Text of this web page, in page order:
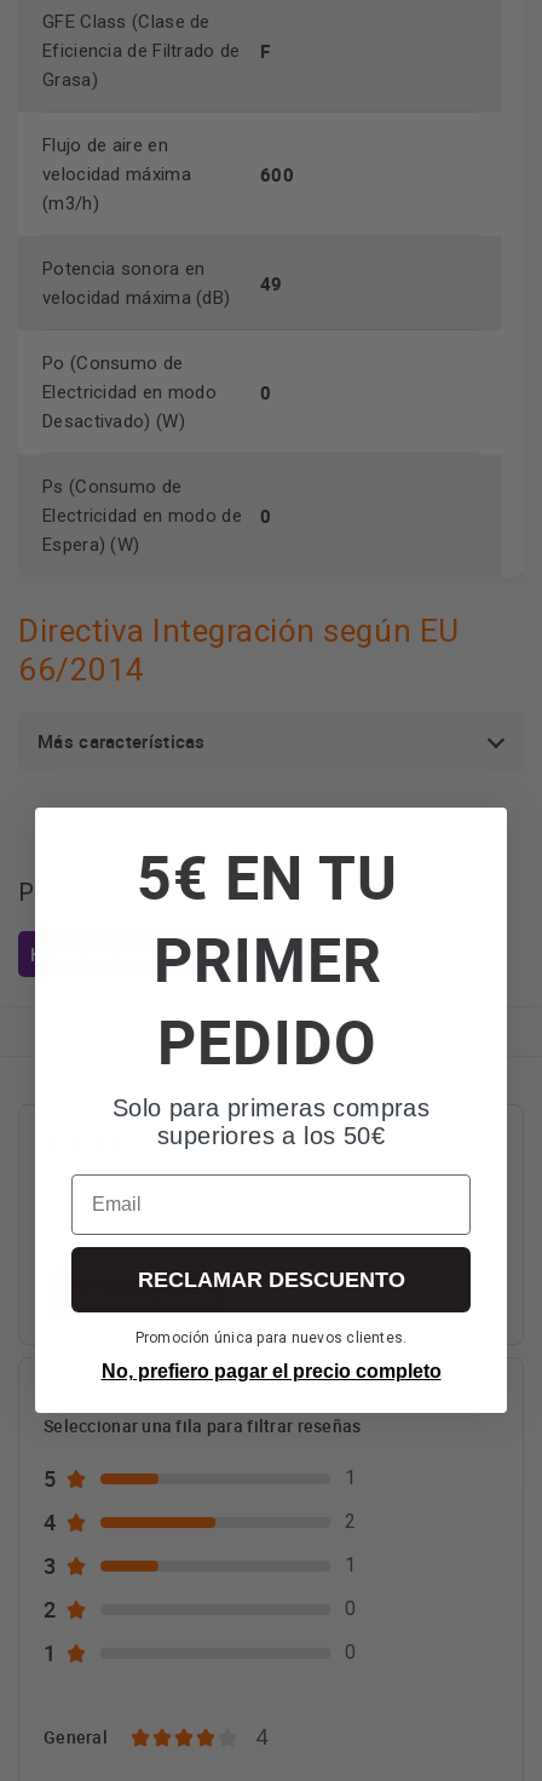
GFE Class (Clase de
Eficiencia de Filtrado de
Grasa)
F
Flujo de aire en
velocidad máxima
(m3/h)
600
Potencia sonora en
velocidad máxima (dB)
49
Po (Consumo de
Electricidad en modo
Desactivado) (W)
0
Ps (Consumo de
Electricidad en modo de
Espera) (W)
0
Directiva Integración según EU
66/2014
Más características
Preguntas de los usuarios
Hacer una pregunta sobre el artículo
4 4 reseñas
4 de 4 (100%) autores de reseña recomiendan este
producto
Seleccionar una fila para filtrar reseñas
5 1
4 2
3 1
2 0
1 0
General 4
5€ EN TU
PRIMER
PEDIDO
Solo para primeras compras
superiores a los 50€
Email
RECLAMAR DESCUENTO
Promoción única para nuevos clientes.
No, prefiero pagar el precio completo